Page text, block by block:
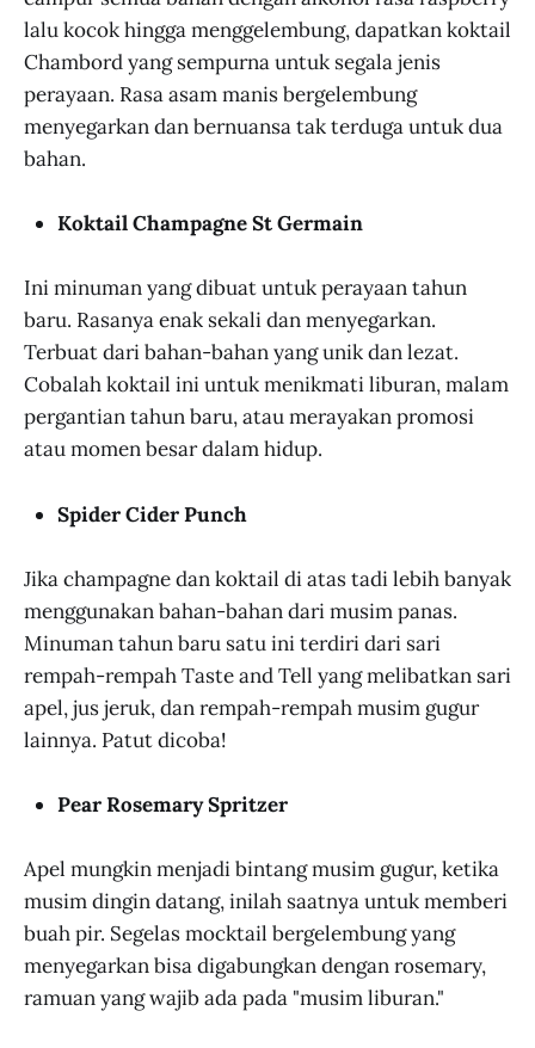
lalu kocok hingga menggelembung, dapatkan koktail
Chambord yang sempurna untuk segala jenis
perayaan. Rasa asam manis bergelembung
menyegarkan dan bernuansa tak terduga untuk dua
bahan.
Koktail Champagne St Germain
Ini minuman yang dibuat untuk perayaan tahun
baru. Rasanya enak sekali dan menyegarkan.
Terbuat dari bahan-bahan yang unik dan lezat.
Cobalah koktail ini untuk menikmati liburan, malam
pergantian tahun baru, atau merayakan promosi
atau momen besar dalam hidup.
Spider Cider Punch
Jika champagne dan koktail di atas tadi lebih banyak
menggunakan bahan-bahan dari musim panas.
Minuman tahun baru satu ini terdiri dari sari
rempah-rempah Taste and Tell yang melibatkan sari
apel, jus jeruk, dan rempah-rempah musim gugur
lainnya. Patut dicoba!
Pear Rosemary Spritzer
Apel mungkin menjadi bintang musim gugur, ketika
musim dingin datang, inilah saatnya untuk memberi
buah pir. Segelas mocktail bergelembung yang
menyegarkan bisa digabungkan dengan rosemary,
ramuan yang wajib ada pada "musim liburan."